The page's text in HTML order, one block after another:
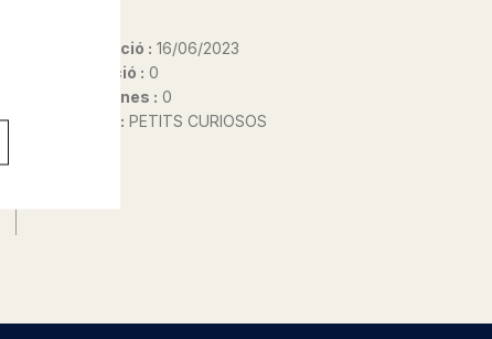
Data d'edició : 16/06/2023
Any d'edició : 0
Nº de pàgines : 0
Col·lecció : PETITS CURIOSOS